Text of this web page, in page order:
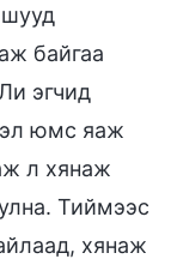
шууд
байгаа
эгчид
юмс яаж
л хянаж
Тиймээс
хянаж